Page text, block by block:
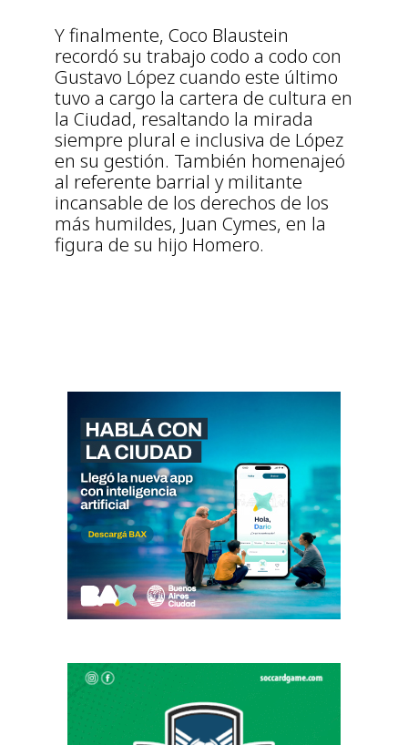
Y finalmente, Coco Blaustein
recordó su trabajo codo a codo con
Gustavo López cuando este último
tuvo a cargo la cartera de cultura en
la Ciudad, resaltando la mirada
siempre plural e inclusiva de López
en su gestión. También homenajeó
al referente barrial y militante
incansable de los derechos de los
más humildes, Juan Cymes, en la
figura de su hijo Homero.